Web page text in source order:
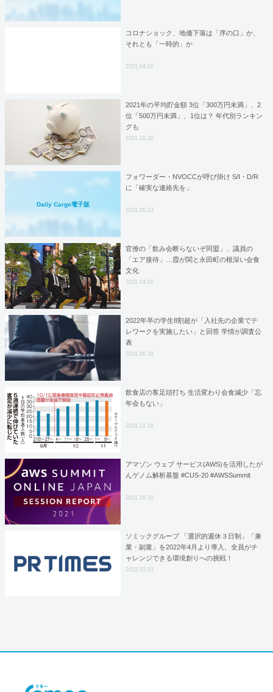
コロナショック、地価下落は「序の口」か、
それとも「一時的」か
2021.04.01
2021年の平均貯金額 3位「300万円未満」、2
位「500万円未満」、1位は？ 年代別ランキン
グも
2021.10.20
Daily Cargo電子版
フォワーダー・NVOCCが呼び掛け S/I・D/R
に「確実な連絡先を」
2021.05.23
官僚の「飲み会断らないぞ同盟」、議員の
「エア接待」…霞が関と永田町の根深い会食
文化
2021.04.01
2022年卒の学生8割超が「入社先の企業でテ
レワークを実施したい」と回答 学情が調査公
表
2021.06.18
飲食店の客足頭打ち 生活変わり会食減少「忘
年会もない」
2021.11.18
アマゾン ウェブ サービス(AWS)を活用したが
んゲノム解析基盤 #CUS-20 #AWSSummit
2021.05.19
ソミックグループ 「選択的週休３日制」「兼
業・副業」を2022年4月より導入、全員がチ
ャレンジできる環境創りへの挑戦！
2022.02.03